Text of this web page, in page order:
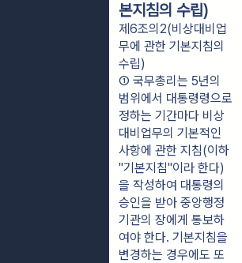
본지침의 수립)
제6조의2(비상대비업
무에 관한 기본지침의
수립)
① 국무총리는 5년의
범위에서 대통령령으로
정하는 기간마다 비상
대비업무의 기본적인
사항에 관한 지침(이하
"기본지침"이라 한다)
을 작성하여 대통령의
승인을 받아 중앙행정
기관의 장에게 통보하
여야 한다. 기본지침을
변경하는 경우에도 또